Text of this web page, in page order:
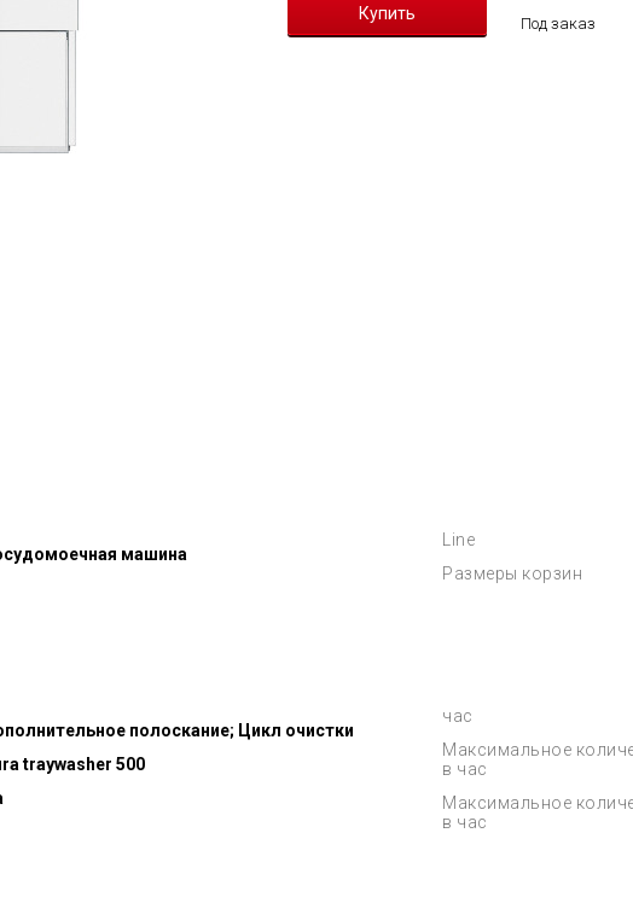
Под заказ
машина
Line
Размеры корзин
полоскание; Цикл очистки
traywasher 500
час
Максимальное
в час
Максимальное
в час